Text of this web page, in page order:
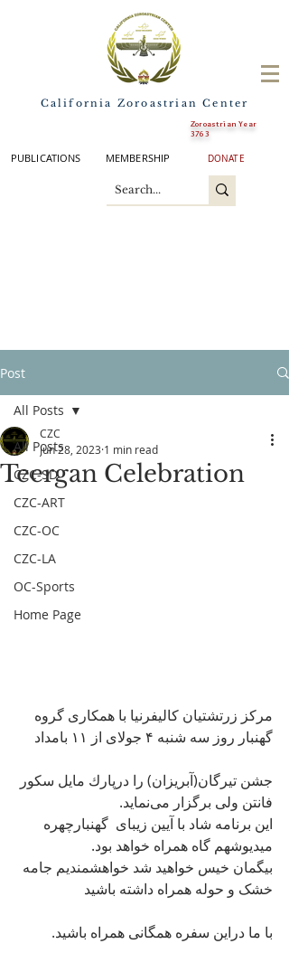
California Zoroastrian Center
Zoroastrian Year
3763
PUBLICATIONS MEMBERSHIP DONATE
Post
All Posts
CZC-SD
CZC-ART
CZC-OC
CZC-LA
OC-Sports
Home Page
All Posts
Teergan Celebration
CZC
Jun 28, 2023 1 min read
مرکز زرتشتیان کالیفرنیا با همکاری گروه
گهنبار روز سه شنبه ۴ جولای از ۱۱ بامداد
جشن تیرگان(آبریزان) را درپارك مایل سکور
فانتن ولی برگزار می‌نماید.
این برنامه شاد با آیین زیبای  گهنبارچهره
میدیوشهم گاه همراه خواهد بود.
بیگمان خيس خواهيد شد خواهشمندیم جامه
خشک و حوله همراه داشته باشيد
با ما دراين سفره همگانى همراه باشيد.